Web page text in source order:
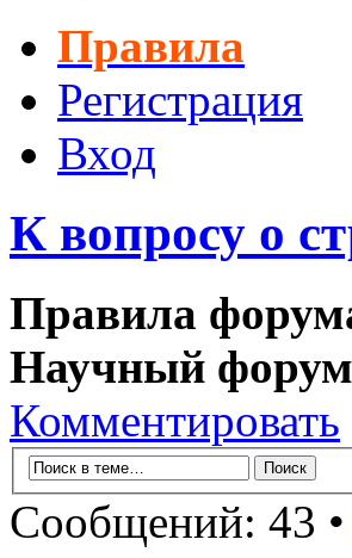
Правила
Регистрация
Вход
К вопросу о
Правила
Научный
Комментировать
Сообщений: 43 •